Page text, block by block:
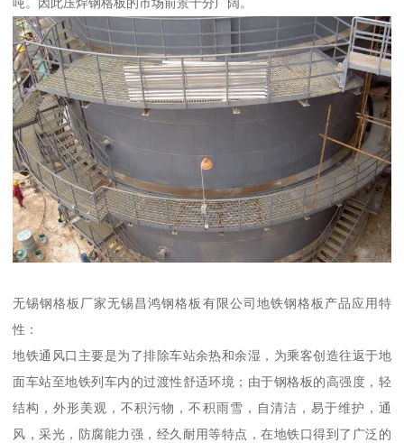
无锡钢格板厂家无锡昌鸿钢格板有限公司地铁钢格板产品应用特
性：
地铁通风口主要是为了排除车站余热和余湿，为乘客创造往返于地
面车站至地铁列车内的过渡性舒适环境；由于钢格板的高强度，轻
结构，外形美观，不积污物，不积雨雪，自清洁，易于维护，通
风，采光，防腐能力强，经久耐用等特点，在地铁口得到了广泛的